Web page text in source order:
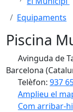
Equipaments
Piscina
Avinguda de
Barcelona
Telèfon: 937
Amplieu el
Com arribar-hi